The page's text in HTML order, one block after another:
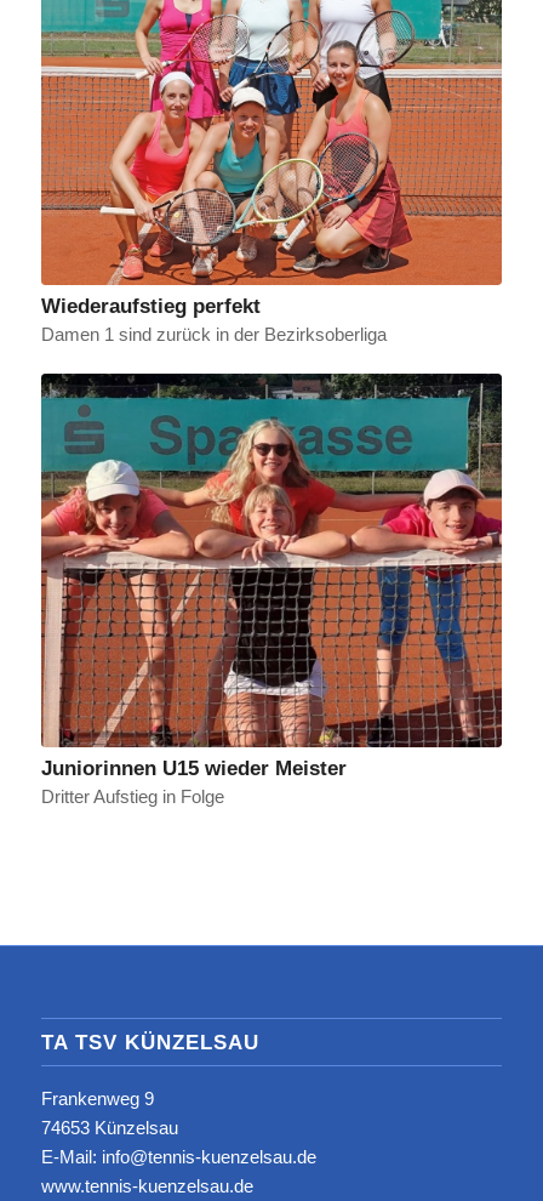
Wiederaufstieg perfekt
Damen 1 sind zurück in der Bezirksoberliga
Juniorinnen U15 wieder Meister
Dritter Aufstieg in Folge
TA TSV KÜNZELSAU
Frankenweg 9
74653 Künzelsau
E-Mail: info@tennis-kuenzelsau.de
www.tennis-kuenzelsau.de